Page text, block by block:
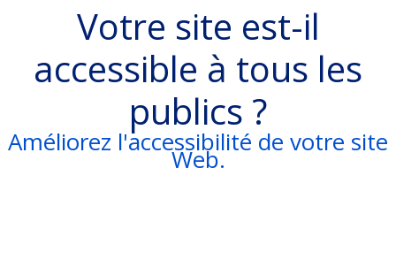
Votre site est-il
accessible à tous les
publics ?
Améliorez l'accessibilité de votre site
Web.